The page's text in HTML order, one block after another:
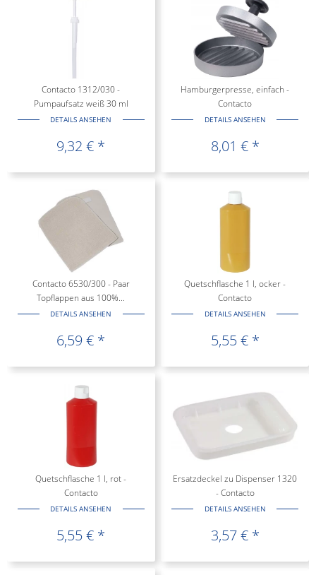
Contacto 1312/030 -
Pumpaufsatz weiß 30 ml
DETAILS ANSEHEN
9,32 € *
Hamburgerpresse, einfach -
Contacto
DETAILS ANSEHEN
8,01 € *
Contacto 6530/300 - Paar
Topflappen aus 100%...
DETAILS ANSEHEN
6,59 € *
Quetschflasche 1 l, ocker -
Contacto
DETAILS ANSEHEN
5,55 € *
Quetschflasche 1 l, rot -
Contacto
DETAILS ANSEHEN
5,55 € *
Ersatzdeckel zu Dispenser 1320
- Contacto
DETAILS ANSEHEN
3,57 € *